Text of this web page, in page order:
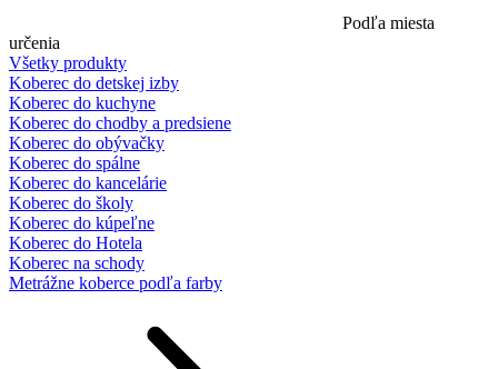
Podľa miesta
určenia
Všetky produkty
Koberec do detskej izby
Koberec do kuchyne
Koberec do chodby a predsiene
Koberec do obývačky
Koberec do spálne
Koberec do kancelárie
Koberec do školy
Koberec do kúpeľne
Koberec do Hotela
Koberec na schody
Metrážne koberce podľa farby